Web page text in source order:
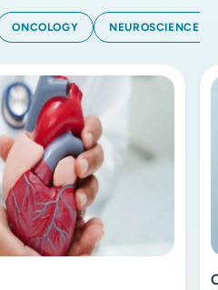
ONCOLOGY NEUROSCIENCE